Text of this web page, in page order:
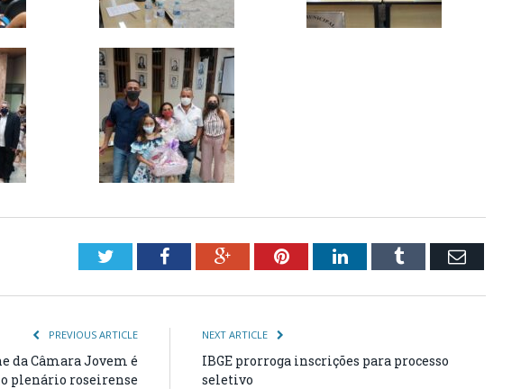
TwitterFacebookGoogle+PinterestLinkedInTumblr Email
PREVIOUS ARTICLE
da Câmara Jovem é
plenário roseirense
NEXT ARTICLE
IBGE prorroga inscrições para processo
seletivo